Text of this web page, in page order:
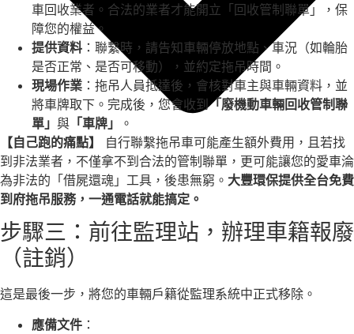
車回收業者。合法的業者才能開立「回收管制聯單」，保
障您的權益。
提供資料 ：聯繫時，請告知車輛停放地點、車況（如輪胎
是否正常、是否可移動），並約定拖吊時間。
現場作業 ：拖吊人員抵達後，會核對車主與車輛資料，並
將車牌取下。完成後，您會收到「廢機動車輛回收管制聯
單」 與 「車牌」
。
【自己跑的痛點】
自行聯繫拖吊車可能產生額外費用，且若找
到非法業者，不僅拿不到合法的管制聯單，更可能讓您的愛車淪
為非法的「借屍還魂」工具，後患無窮。 大豐環保提供全台免費
到府拖吊服務，一通電話就能搞定。
步驟三：前往監理站，辦理車籍報廢
（註銷）
這是最後一步，將您的車輛戶籍從監理系統中正式移除。
應備文件 ：